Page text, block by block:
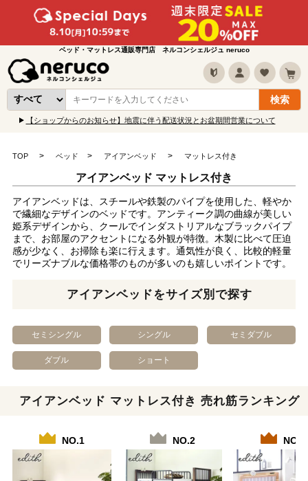
ベッド・マットレス通販専門店 ネルコンシェルジュ neruco
【ショップからのお知らせ】地震に伴う配送状況とお盆期間営業について
TOP ベッド アイアンベッド マットレス付き
アイアンベッド マットレス付き
アイアンベッドは、スチールや鉄製のパイプを使用した、軽やか
で繊細なデザインのベッドです。アンティーク調の曲線が美しい
姫系デザインから、クールでインダストリアルなブラックパイプ
まで、お部屋のアクセントになる外観が特徴。木製に比べて圧迫
感が少なく、お掃除も楽に行えます。通気性が良く、比較的軽量
でリーズナブルな価格帯のものが多いのも嬉しいポイントです。
アイアンベッドをサイズ別で探す
セミシングル シングル セミダブル
ダブル ショート
アイアンベッド マットレス付き 売れ筋ランキング
NO.1 NO.2 NO.3